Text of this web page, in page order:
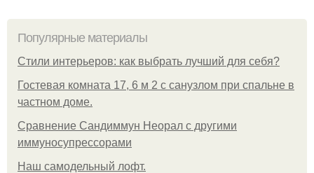
Популярные материалы
Стили интерьеров: как выбрать лучший для себя?
Гостевая комната 17, 6 м 2 с санузлом при спальне в
частном доме.
Сравнение Сандиммун Неорал с другими
иммуносупрессорами
Наш самодельный лофт.